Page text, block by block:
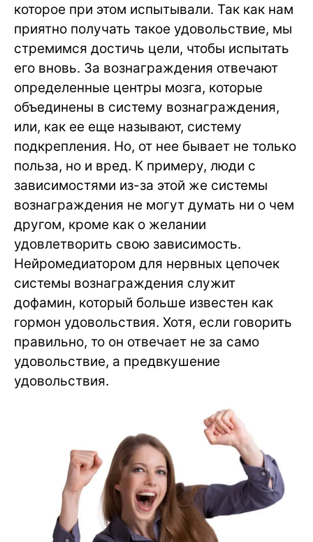
которое при этом испытывали. Так как нам
приятно получать такое удовольствие, мы
стремимся достичь цели, чтобы испытать
его вновь. За вознаграждения отвечают
определенные центры мозга, которые
объединены в систему вознаграждения,
или, как ее еще называют, систему
подкрепления. Но, от нее бывает не только
польза, но и вред. К примеру, люди с
зависимостями из-за этой же системы
вознаграждения не могут думать ни о чем
другом, кроме как о желании
удовлетворить свою зависимость.
Нейромедиатором для нервных цепочек
системы вознаграждения служит
дофамин, который больше известен как
гормон удовольствия. Хотя, если говорить
правильно, то он отвечает не за само
удовольствие, а предвкушение
удовольствия.